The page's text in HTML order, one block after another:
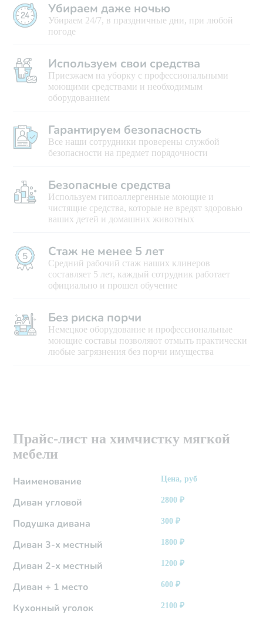
Убираем даже ночью
Убираем 24/7, в праздничные дни, при любой
погоде
Используем свои средства
Приезжаем на уборку с профессиональными
моющими средствами и необходимым
оборудованием
Гарантируем безопасность
Все наши сотрудники проверены службой
безопасности на предмет порядочности
Безопасные средства
Используем гипоаллергенные моющие и
чистящие средства, которые не вредят здоровью
ваших детей и домашних животных
Стаж не менее 5 лет
Средний рабочий стаж наших клинеров
составляет 5 лет, каждый сотрудник работает
официально и прошел обучение
Без риска порчи
Немецкое оборудование и профессиональные
моющие составы позволяют отмыть практически
любые загрязнения без порчи имущества
Прайс-лист на химчистку мягкой
мебели
Наименование Цена, руб
Диван угловой 2800 ₽
Подушка дивана 300 ₽
Диван 3-х местный 1800 ₽
Диван 2-х местный 1200 ₽
Диван + 1 место 600 ₽
Кухонный уголок 2100 ₽